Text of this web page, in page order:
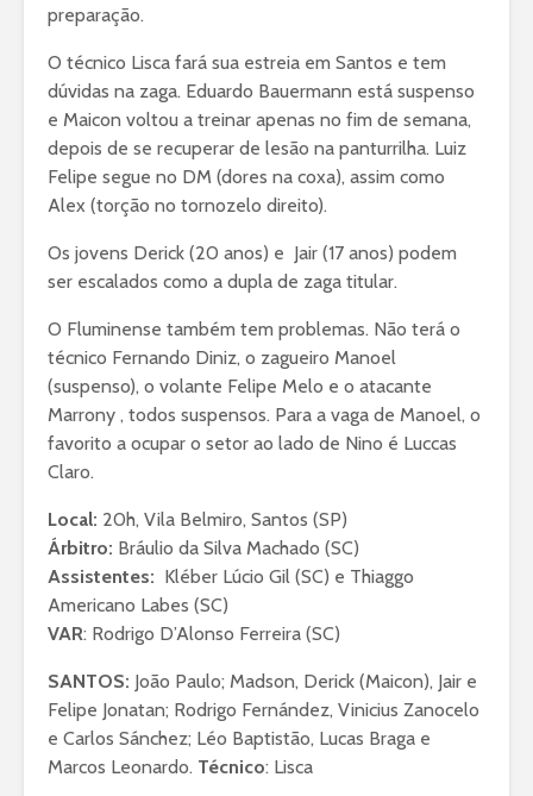
preparação.
O técnico Lisca fará sua estreia em Santos e tem
dúvidas na zaga. Eduardo Bauermann está suspenso
e Maicon voltou a treinar apenas no fim de semana,
depois de se recuperar de lesão na panturrilha. Luiz
Felipe segue no DM (dores na coxa), assim como
Alex (torção no tornozelo direito).
Os jovens Derick (20 anos) e Jair (17 anos) podem
ser escalados como a dupla de zaga titular.
O Fluminense também tem problemas. Não terá o
técnico Fernando Diniz, o zagueiro Manoel
(suspenso), o volante Felipe Melo e o atacante
Marrony , todos suspensos. Para a vaga de Manoel, o
favorito a ocupar o setor ao lado de Nino é Luccas
Claro.
Local: 20h, Vila Belmiro, Santos (SP)
Árbitro: Bráulio da Silva Machado (SC)
Assistentes: Kléber Lúcio Gil (SC) e Thiaggo
Americano Labes (SC)
VAR: Rodrigo D’Alonso Ferreira (SC)
SANTOS: João Paulo; Madson, Derick (Maicon), Jair e
Felipe Jonatan; Rodrigo Fernández, Vinicius Zanocelo
e Carlos Sánchez; Léo Baptistão, Lucas Braga e
Marcos Leonardo. Técnico: Lisca